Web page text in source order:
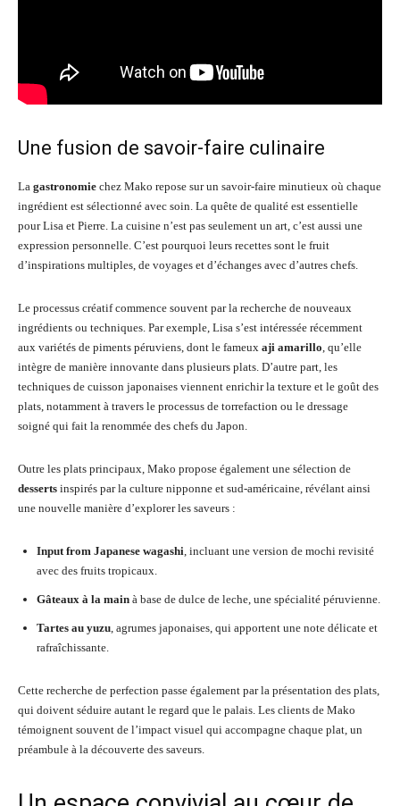
Une fusion de savoir-faire culinaire
La gastronomie chez Mako repose sur un savoir-faire minutieux où chaque
ingrédient est sélectionné avec soin. La quête de qualité est essentielle
pour Lisa et Pierre. La cuisine n’est pas seulement un art, c’est aussi une
expression personnelle. C’est pourquoi leurs recettes sont le fruit
d’inspirations multiples, de voyages et d’échanges avec d’autres chefs.
Le processus créatif commence souvent par la recherche de nouveaux
ingrédients ou techniques. Par exemple, Lisa s’est intéressée récemment
aux variétés de piments péruviens, dont le fameux aji amarillo, qu’elle
intègre de manière innovante dans plusieurs plats. D’autre part, les
techniques de cuisson japonaises viennent enrichir la texture et le goût des
plats, notamment à travers le processus de torrefaction ou le dressage
soigné qui fait la renommée des chefs du Japon.
Outre les plats principaux, Mako propose également une sélection de
desserts inspirés par la culture nipponne et sud-américaine, révélant ainsi
une nouvelle manière d’explorer les saveurs :
Input from Japanese wagashi, incluant une version de mochi revisité
avec des fruits tropicaux.
Gâteaux à la main à base de dulce de leche, une spécialité péruvienne.
Tartes au yuzu, agrumes japonaises, qui apportent une note délicate et
rafraîchissante.
Cette recherche de perfection passe également par la présentation des plats,
qui doivent séduire autant le regard que le palais. Les clients de Mako
témoignent souvent de l’impact visuel qui accompagne chaque plat, un
préambule à la découverte des saveurs.